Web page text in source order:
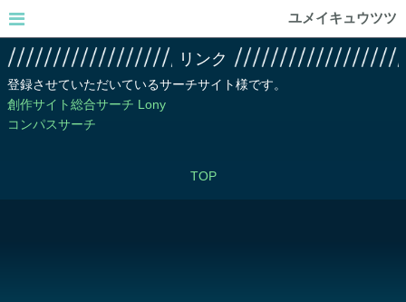
ユメイキュウツツ
リンク
登録させていただいているサーチサイト様です。
創作サイト総合サーチ Lony
コンパスサーチ
TOP